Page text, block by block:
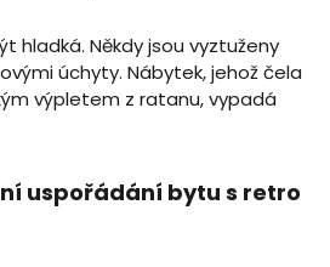
hladká. Někdy jsou vyztuženy
úchyty. Nábytek, jehož čela
výpletem z ratanu, vypadá
uspořádání bytu s retro